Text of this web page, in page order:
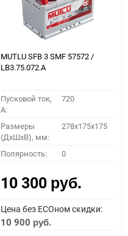
MUTLU SFB 3 SMF 57572 /
LB3.75.072.A
Пусковой ток,
A:
720
Размеры
(ДхШхВ), мм:
278x175x175
Полярность: 0
10 300 руб.
Цена без ECOном скидки:
10 900 руб.